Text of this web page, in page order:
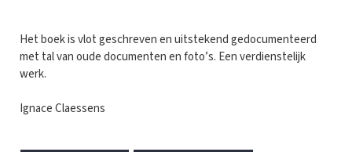
Het boek is vlot geschreven en uitstekend gedocumenteerd
met tal van oude documenten en foto’s. Een verdienstelijk
werk.
Ignace Claessens